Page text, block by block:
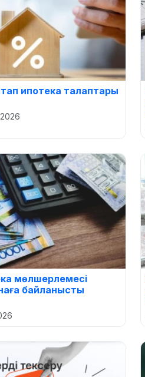
ипотека талаптары
мөлшерлемесі
байланысты